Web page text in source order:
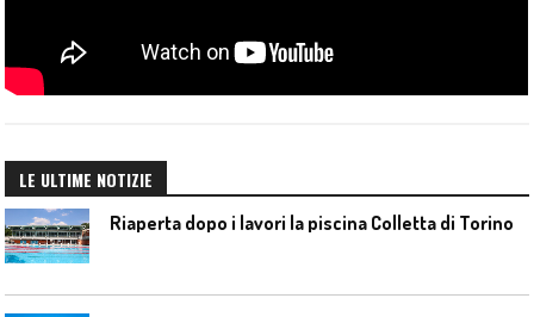
LE ULTIME NOTIZIE
Riaperta dopo i lavori la piscina Colletta di Torino